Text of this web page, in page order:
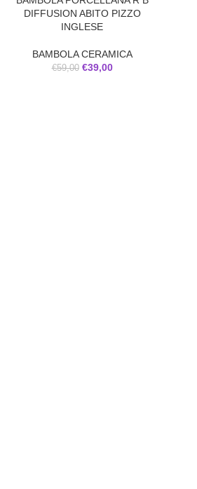
DIFFUSION ABITO PIZZO
INGLESE
BAMBOLA CERAMICA
€59,00 €39,00